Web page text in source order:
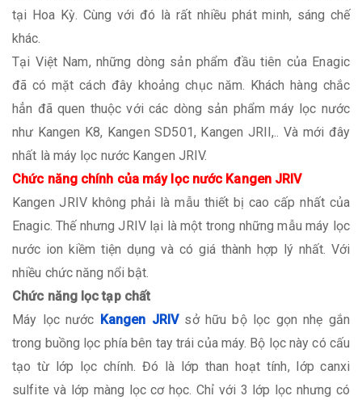
tại Hoa Kỳ. Cùng với đó là rất nhiều phát minh, sáng chế
khác.
Tại Việt Nam, những dòng sản phẩm đầu tiên của Enagic
đã có mặt cách đây khoảng chục năm. Khách hàng chắc
hẳn đã quen thuộc với các dòng sản phẩm máy lọc nước
như Kangen K8, Kangen SD501, Kangen JRII,.. Và mới đây
nhất là máy lọc nước Kangen JRIV.
Chức năng chính của máy lọc nước Kangen JRIV
Kangen JRIV không phải là mẫu thiết bị cao cấp nhất của
Enagic. Thế nhưng JRIV lại là một trong những mẫu máy lọc
nước ion kiềm tiện dụng và có giá thành hợp lý nhất. Với
nhiều chức năng nổi bật.
Chức năng lọc tạp chất
Máy lọc nước Kangen JRIVsở hữu bộ lọc gọn nhẹ gắn
trong buồng lọc phía bên tay trái của máy. Bộ lọc này có cấu
tạo từ lớp lọc chính. Đó là lớp than hoạt tính, lớp canxi
sulfite và lớp màng lọc cơ học. Chỉ với 3 lớp lọc nhưng có